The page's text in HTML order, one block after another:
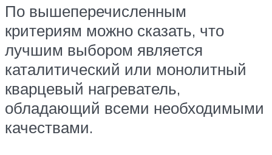
По вышеперечисленным
критериям можно сказать, что
лучшим выбором является
каталитический или монолитный
кварцевый нагреватель,
обладающий всеми необходимыми
качествами.